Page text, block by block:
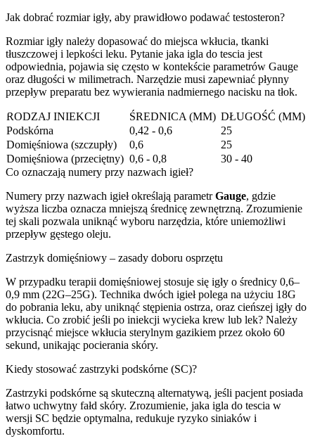
Jak dobrać rozmiar igły, aby prawidłowo podawać testosteron?
Rozmiar igły należy dopasować do miejsca wkłucia, tkanki
tłuszczowej i lepkości leku. Pytanie jaka igla do tescia jest
odpowiednia, pojawia się często w kontekście parametrów Gauge
oraz długości w milimetrach. Narzędzie musi zapewniać płynny
przepływ preparatu bez wywierania nadmiernego nacisku na tłok.
RODZAJ INIEKCJI ŚREDNICA (MM) DŁUGOŚĆ (MM)
Podskórna
0,42 - 0,6
25
Domięśniowa (szczupły)
0,6
25
Domięśniowa (przeciętny) 0,6 - 0,8
30 - 40
Co oznaczają numery przy nazwach igieł?
Numery przy nazwach igieł określają parametrGauge, gdzie
wyższa liczba oznacza mniejszą średnicę zewnętrzną. Zrozumienie
tej skali pozwala uniknąć wyboru narzędzia, które uniemożliwi
przepływ gęstego oleju.
Zastrzyk domięśniowy – zasady doboru osprzętu
W przypadku terapii domięśniowej stosuje się igły o średnicy 0,6–
0,9 mm (22G–25G). Technika dwóch igieł polega na użyciu 18G
do pobrania leku, aby uniknąć stępienia ostrza, oraz cieńszej igły do
wkłucia. Co zrobić jeśli po iniekcji wycieka krew lub lek? Należy
przycisnąć miejsce wkłucia sterylnym gazikiem przez około 60
sekund, unikając pocierania skóry.
Kiedy stosować zastrzyki podskórne (SC)?
Zastrzyki podskórne są skuteczną alternatywą, jeśli pacjent posiada
łatwo uchwytny fałd skóry. Zrozumienie, jaka igla do tescia w
wersji SC będzie optymalna, redukuje ryzyko siniaków i
dyskomfortu.